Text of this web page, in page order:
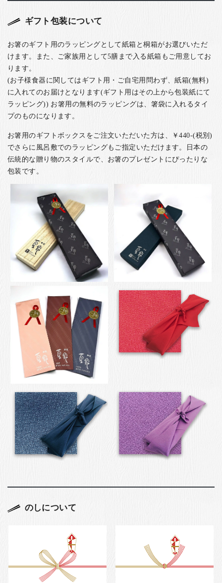
ギフト包装について
お箸のギフト用のラッピングとして紙箱と桐箱がお選びいただ
けます。また、ご家族用として5膳まで入る紙箱もご用意してお
ります。
(お子様食器に関してはギフト用・ご自宅用問わず、紙箱(無料)
に入れてのお届けとなります(ギフト用はその上から包装紙にて
ラッピング)) お箸用の無料のラッピングは、箸袋に入れるタイ
プのものになります。
お箸用のギフトボックスをご注文いただいた方は、￥440-(税別)
でさらに風呂敷でのラッピングもご指定いただけます。日本の
伝統的な贈り物のスタイルで、お箸のプレゼントにぴったりな
包装です。
のしについて